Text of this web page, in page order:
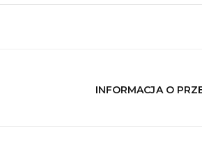
INFORMACJA O